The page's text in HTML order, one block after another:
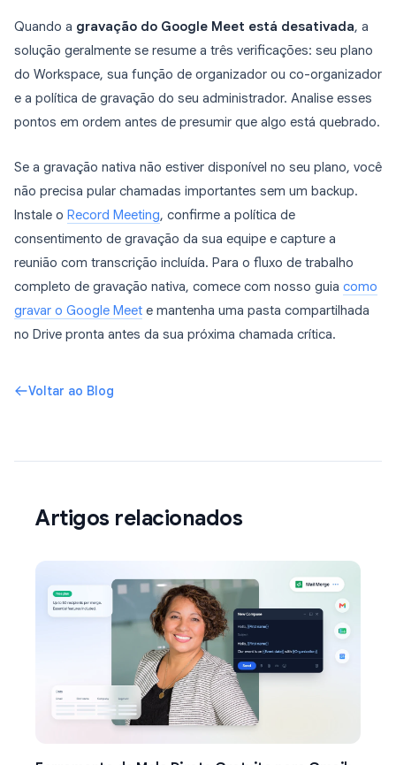
Quando a gravação do Google Meet está desativada, a
solução geralmente se resume a três verificações: seu plano
do Workspace, sua função de organizador ou co-organizador
e a política de gravação do seu administrador. Analise esses
pontos em ordem antes de presumir que algo está quebrado.
Se a gravação nativa não estiver disponível no seu plano, você
não precisa pular chamadas importantes sem um backup.
Instale o Record Meeting, confirme a política de
consentimento de gravação da sua equipe e capture a
reunião com transcrição incluída. Para o fluxo de trabalho
completo de gravação nativa, comece com nosso guia como
gravar o Google Meet e mantenha uma pasta compartilhada
no Drive pronta antes da sua próxima chamada crítica.
Voltar ao Blog
Artigos relacionados